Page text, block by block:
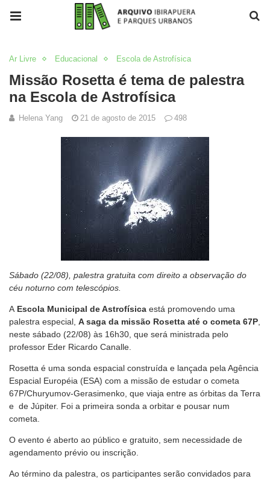
Ar Livre Educacional Escola de Astrofísica
Missão Rosetta é tema de palestra
na Escola de Astrofísica
Helena Yang 21 de agosto de 2015 498
Sábado (22/08), palestra gratuita com direito a observação do
céu noturno com telescópios.
A Escola Municipal de Astrofísica está promovendo uma
palestra especial, A saga da missão Rosetta até o cometa 67P
neste sábado (22/08) às 16h30, que será ministrada pelo
professor Eder Ricardo Canalle.
Rosetta é uma sonda espacial construída e lançada pela Agência
Espacial Européia (ESA) com a missão de estudar o cometa
67P/Churyumov-Gerasimenko, que viaja entre as órbitas da Terra
e de Júpiter. Foi a primeira sonda a orbitar e pousar num
cometa.
O evento é aberto ao público e gratuito, sem necessidade de
agendamento prévio ou inscrição.
Ao término da palestra, os participantes serão convidados para